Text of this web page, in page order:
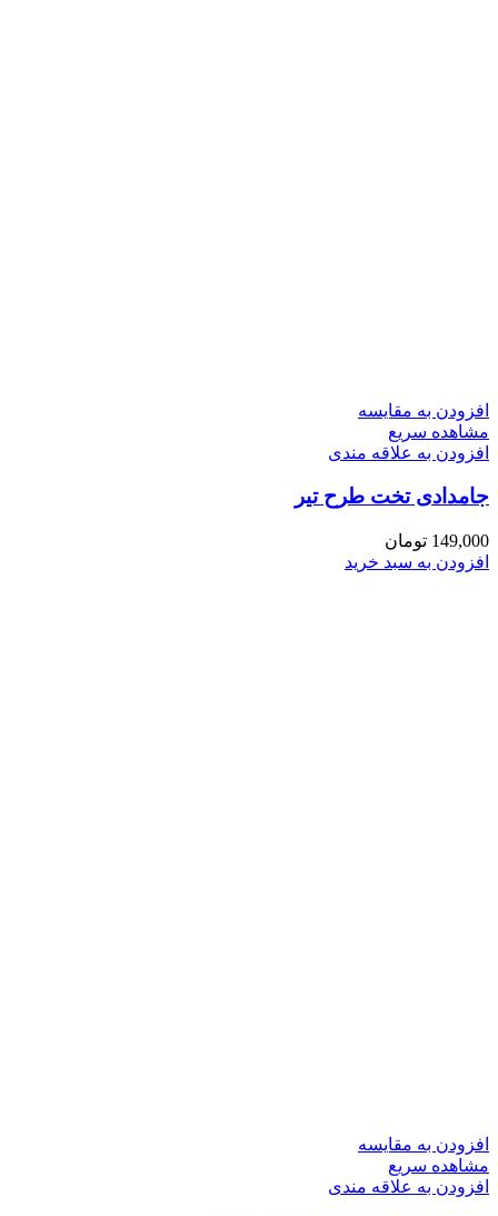
افزودن به مقایسه
مشاهده سریع
افزودن به علاقه مندی
جامدادی تخت طرح تیر
149,000 تومان
افزودن به سبد خرید
افزودن به مقایسه
مشاهده سریع
افزودن به علاقه مندی